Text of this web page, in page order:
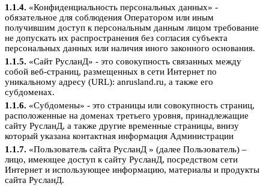
1.1.4. «Конфиденциальность персональных данных» -
обязательное для соблюдения Оператором или иным
получившим доступ к персональным данным лицом требование
не допускать их распространения без согласия субъекта
персональных данных или наличия иного законного основания.
1.1.5. «Сайт РусланД» - это совокупность связанных между
собой веб-страниц, размещенных в сети Интернет по
уникальному адресу (URL): anrusland.ru, а также его
субдоменах.
1.1.6. «Субдомены» - это страницы или совокупность страниц,
расположенные на доменах третьего уровня, принадлежащие
сайту РусланД, а также другие временные страницы, внизу
который указана контактная информация Администрации
1.1.7. «Пользователь сайта РусланД » (далее Пользователь) –
лицо, имеющее доступ к сайту РусланД, посредством сети
Интернет и использующее информацию, материалы и продукты
сайта РусланД.